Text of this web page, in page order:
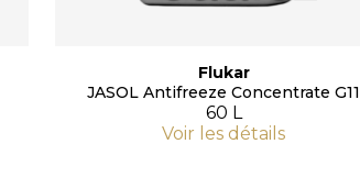
Flukar
JASOL Antifreeze Concentrate G11
60 L
Voir les détails